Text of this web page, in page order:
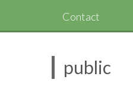
Contact
public